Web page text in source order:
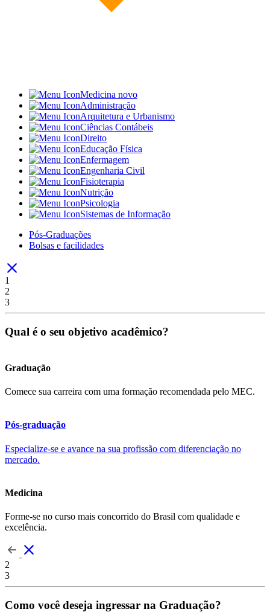
Medicina novo
Administração
Arquitetura e Urbanismo
Ciências Contábeis
Direito
Educação Física
Enfermagem
Engenharia Civil
Fisioterapia
Nutrição
Psicologia
Sistemas de Informação
Pós-Graduações
Bolsas e facilidades
1
2
3
Qual é o seu objetivo acadêmico?
Graduação
Comece sua carreira com uma formação recomendada pelo MEC.
Pós-graduação
Especialize-se e avance na sua profissão com diferenciação no
mercado.
Medicina
Forme-se no curso mais concorrido do Brasil com qualidade e
excelência.
2
3
Como você deseja ingressar na Graduação?